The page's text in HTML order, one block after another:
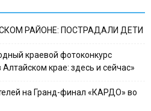
РАЙОНЕ: ПОСТРАДАЛИ ДЕТИ
краевой фотоконкурс
крае: здесь и сейчас»
на Гранд-финал «КАРДО» во